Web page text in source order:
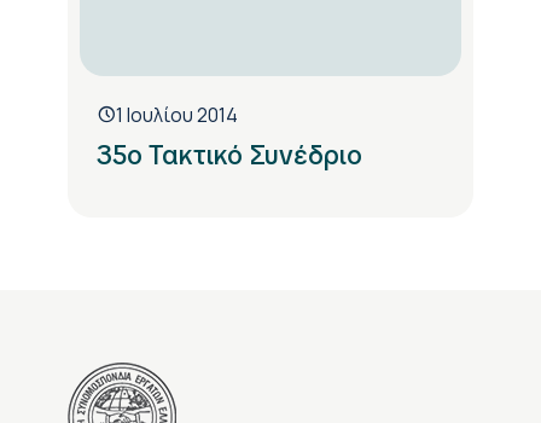
1 Ιουλίου 2014
35ο Τακτικό Συνέδριο